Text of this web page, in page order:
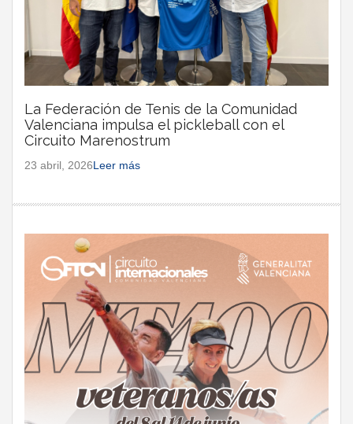
La Federación de Tenis de la Comunidad
Valenciana impulsa el pickleball con el
Circuito Marenostrum
23 abril, 2026Leer más